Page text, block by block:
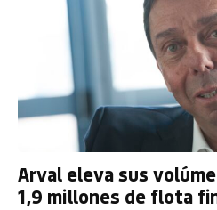
Arval eleva sus
1,9 millones de flota